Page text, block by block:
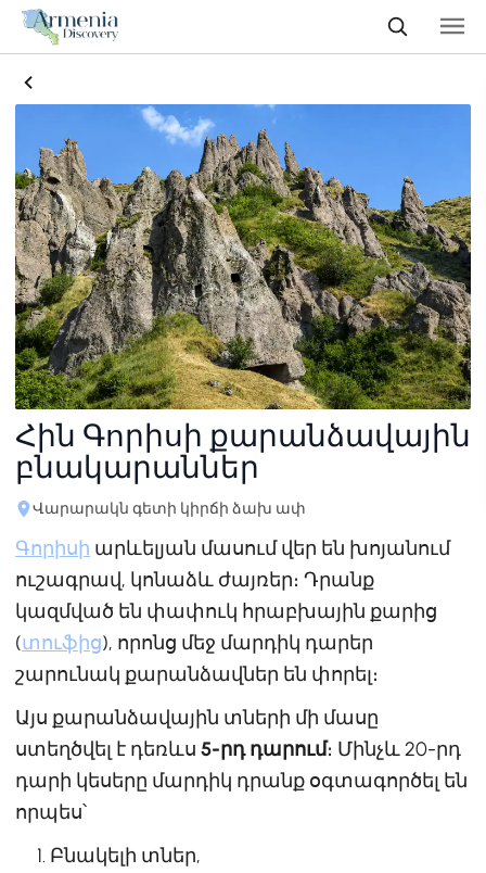
Հին Գորիսի քարանձավային
բնակարաններ
Վարարակն գետի կիրճի ձախ ափ
Գորիսի արևելյան մասում վեր են խոյանում
ուշագրավ, կոնաձև ժայռեր։ Դրանք
կազմված են փափուկ հրաբխային քարից
(տուֆից), որոնց մեջ մարդիկ դարեր
շարունակ քարանձավներ են փորել։
Այս քարանձավային տների մի մասը
ստեղծվել է դեռևս 5-րդ դարում։ Մինչև 20-րդ
դարի կեսերը մարդիկ դրանք օգտագործել են
որպես՝
Բնակելի տներ,